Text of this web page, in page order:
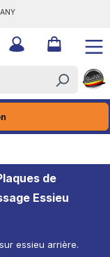
de
Essieu
essieu arrière.